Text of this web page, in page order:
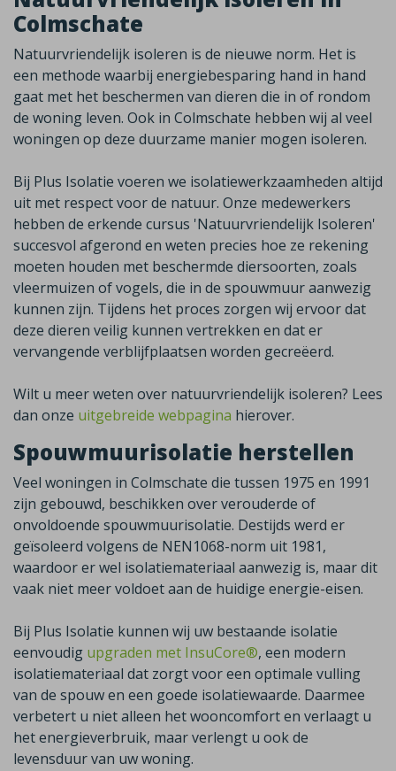
Colmschate
Natuurvriendelijk isoleren is de nieuwe norm. Het is
een methode waarbij energiebesparing hand in hand
gaat met het beschermen van dieren die in of rondom
de woning leven. Ook in Colmschate hebben wij al veel
woningen op deze duurzame manier mogen isoleren.
Bij Plus Isolatie voeren we isolatiewerkzaamheden altijd
uit met respect voor de natuur. Onze medewerkers
hebben de erkende cursus 'Natuurvriendelijk Isoleren'
succesvol afgerond en weten precies hoe ze rekening
moeten houden met beschermde diersoorten, zoals
vleermuizen of vogels, die in de spouwmuur aanwezig
kunnen zijn. Tijdens het proces zorgen wij ervoor dat
deze dieren veilig kunnen vertrekken en dat er
vervangende verblijfplaatsen worden gecreëerd.
Wilt u meer weten over natuurvriendelijk isoleren? Lees
dan onze uitgebreide webpagina hierover.
Spouwmuurisolatie herstellen
Veel woningen in Colmschate die tussen 1975 en 1991
zijn gebouwd, beschikken over verouderde of
onvoldoende spouwmuurisolatie. Destijds werd er
geïsoleerd volgens de NEN1068-norm uit 1981,
waardoor er wel isolatiemateriaal aanwezig is, maar dit
vaak niet meer voldoet aan de huidige energie-eisen.
Bij Plus Isolatie kunnen wij uw bestaande isolatie
eenvoudig upgraden met InsuCore®, een modern
isolatiemateriaal dat zorgt voor een optimale vulling
van de spouw en een goede isolatiewaarde. Daarmee
verbetert u niet alleen het wooncomfort en verlaagt u
het energieverbruik, maar verlengt u ook de
levensduur van uw woning.